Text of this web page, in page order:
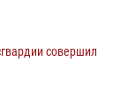
совершил